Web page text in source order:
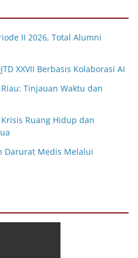
II 2026, Total Alumni
XXVII Berbasis Kolaborasi AI
Tinjauan Waktu dan
Ruang Hidup dan
Darurat Medis Melalui